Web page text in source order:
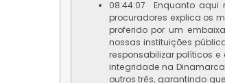
08:44:07 Enquanto aqui
procuradores explica os
proferido por um
nossas instituições
responsabilizar políticos
integridade na
outros três, garantindo